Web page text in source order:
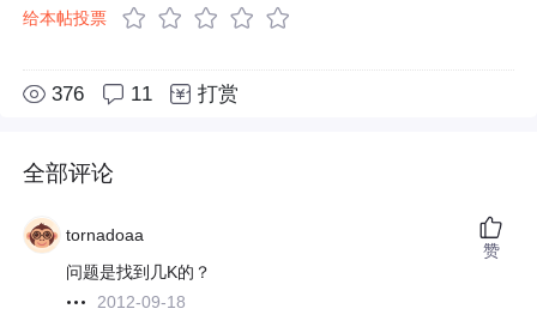
给本帖投票
376 11 打赏
全部评论
tornadoaa
问题是找到几K的？
2012-09-18
赞